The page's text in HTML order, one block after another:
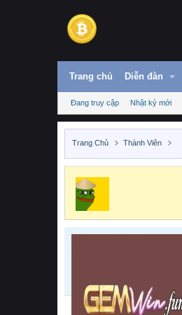
Trang chủ Diễn đàn
Đang truy cập Nhật ký mới
Trang Chủ Thành Viên